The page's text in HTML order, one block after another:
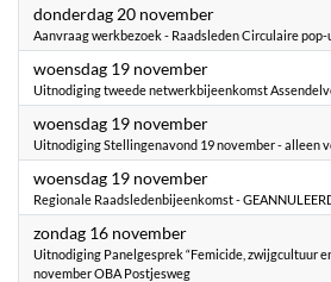
donderdag 20 november2025
Aanvraag werkbezoek - Raadsleden Circulaire
woensdag 19 november2025
Uitnodiging tweede netwerkbijeenkomst
woensdag 19 november2025
Uitnodiging Stellingenavond 19 november - alleen
woensdag 19 november2025
Regionale Raadsledenbijeenkomst -
zondag 16 november2025
Uitnodiging ​Panelgesprek “Femicide, zwijgcultuur
november OBA Postjesweg